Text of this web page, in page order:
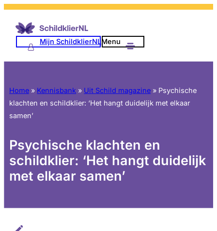
Mijn SchildklierNLMenu
Home » Kennisbank » Uit Schild magazine » Psychische
klachten en schildklier: ‘Het hangt duidelijk met elkaar
samen’
Psychische klachten en
schildklier: ‘Het hangt duidelijk
met elkaar samen’